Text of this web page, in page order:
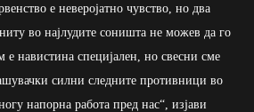
е неверојатно чувство, но два
во најлудите соништа не можев да го
навистина специјален, но свесни сме
силни следните противници во
напорна работа пред нас“, изјави